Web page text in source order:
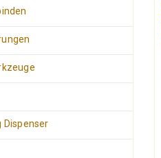
Dispenser